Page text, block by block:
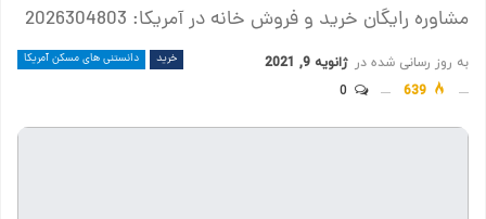
مشاوره رایگان خرید و فروش خانه در آمریکا: 2026304803
خرید دانستنی های مسکن آمریکا به روز رسانی شده در ژانویه 9, 2021